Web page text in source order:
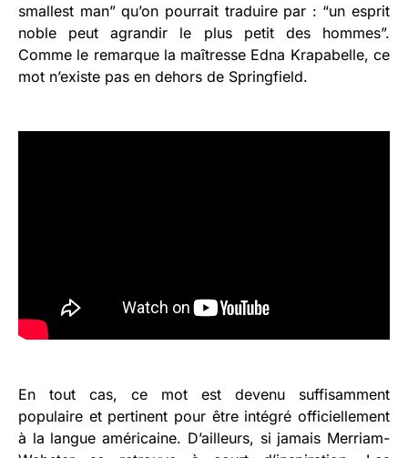
smallest man” qu’on pourrait traduire par : “un esprit
noble peut agrandir le plus petit des hommes”.
Comme le remarque la maîtresse Edna Krapabelle, ce
mot n’existe pas en dehors de Springfield.
En tout cas, ce mot est devenu suffisamment
populaire et pertinent pour être intégré officiellement
à la langue américaine. D’ailleurs, si jamais Merriam-